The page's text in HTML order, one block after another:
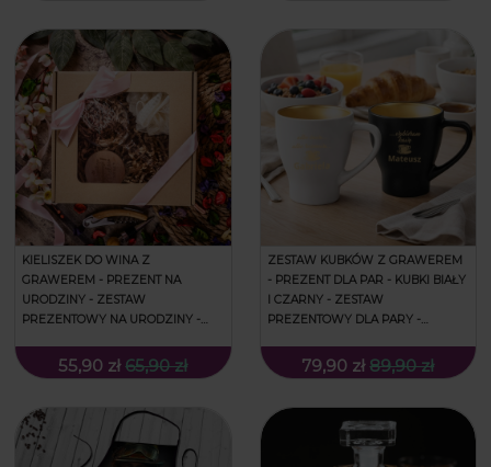
KIELISZEK DO WINA Z
GRAWEREM - PREZENT NA
URODZINY - ZESTAW
PREZENTOWY NA URODZINY -
BAMBUSOWE + MYJKA DO KĄPIELI
- TRUNEK BOSKIEJ SOLENIZANTKI
55,90 zł 65,90 zł
ZESTAW KUBKÓW Z GRAWEREM
- PREZENT DLA PAR - KUBKI BIAŁY
I CZARNY - ZESTAW
PREZENTOWY DLA PARY -
WYBIERAM KAWĘ
79,90 zł 89,90 zł